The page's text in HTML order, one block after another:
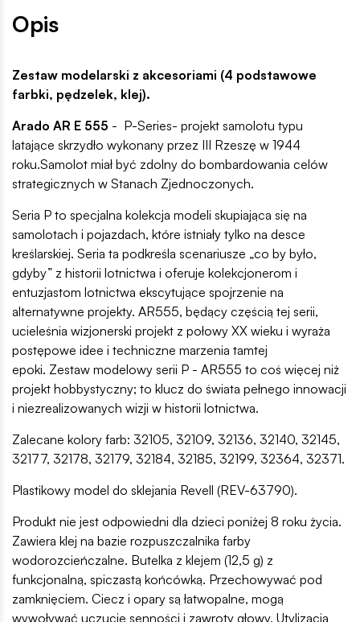
Opis
Zestaw modelarski z akcesoriami (4 podstawowe
farbki, pędzelek, klej).
Arado AR E 555 - P-Series- projekt samolotu typu
latające skrzydło wykonany przez III Rzeszę w 1944
roku.Samolot miał być zdolny do bombardowania celów
strategicznych w Stanach Zjednoczonych.
Seria P to specjalna kolekcja modeli skupiająca się na
samolotach i pojazdach, które istniały tylko na desce
kreślarskiej. Seria ta podkreśla scenariusze „co by było,
gdyby” z historii lotnictwa i oferuje kolekcjonerom i
entuzjastom lotnictwa ekscytujące spojrzenie na
alternatywne projekty. AR555, będący częścią tej serii,
ucieleśnia wizjonerski projekt z połowy XX wieku i wyraża
postępowe idee i techniczne marzenia tamtej
epoki. Zestaw modelowy serii P - AR555 to coś więcej niż
projekt hobbystyczny; to klucz do świata pełnego innowacji
i niezrealizowanych wizji w historii lotnictwa.
Zalecane kolory farb: 32105, 32109, 32136, 32140, 32145,
32177, 32178, 32179, 32184, 32185, 32199, 32364, 32371.
Plastikowy model do sklejania Revell (REV-63790).
Produkt nie jest odpowiedni dla dzieci poniżej 8 roku życia.
Zawiera klej na bazie rozpuszczalnika farby
wodorozcieńczalne. Butelka z klejem (12,5 g) z
funkcjonalną, spiczastą końcówką. Przechowywać pod
zamknięciem. Ciecz i opary są łatwopalne, mogą
wywoływać uczucie senności i zawroty głowy. Utylizacja